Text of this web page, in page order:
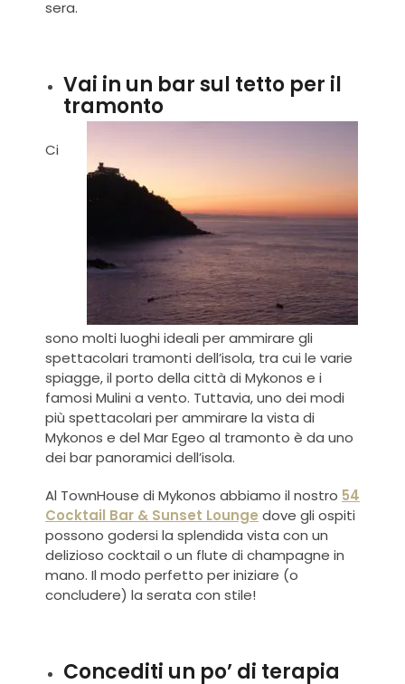
sera.
Vai in un bar sul tetto per il
tramonto
Ci
sono molti luoghi ideali per ammirare gli
spettacolari tramonti dell’isola, tra cui le varie
spiagge, il porto della città di Mykonos e i
famosi Mulini a vento. Tuttavia, uno dei modi
più spettacolari per ammirare la vista di
Mykonos e del Mar Egeo al tramonto è da uno
dei bar panoramici dell’isola.
Al TownHouse di Mykonos abbiamo il nostro 54
Cocktail Bar & Sunset Lounge dove gli ospiti
possono godersi la splendida vista con un
delizioso cocktail o un flute di champagne in
mano. Il modo perfetto per iniziare (o
concludere) la serata con stile!
Concediti un po’ di terapia